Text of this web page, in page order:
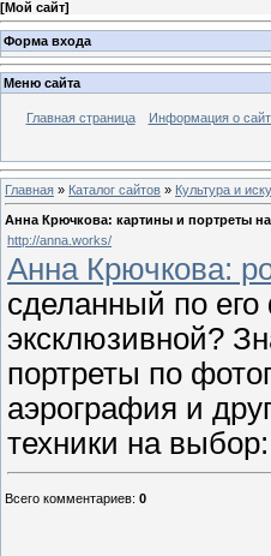
[Мой сайт]
Форма входа
Меню сайта
Главная страница Информация о
Главная » Каталог сайтов » Культура и
Анна Крючкова: картины и портреты
http://anna.works/
Анна Крючкова:
сделанный по
эксклюзивной?
портреты по
аэрография и
техники на
Всего комментариев: 0